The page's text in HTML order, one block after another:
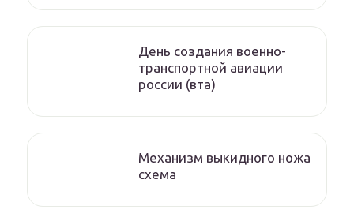
День создания военно-
транспортной авиации
россии (вта)
Механизм выкидного ножа
схема